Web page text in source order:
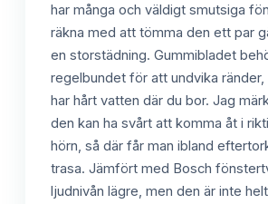
har många och väldigt smutsiga
räkna med att tömma den ett par
en storstädning. Gummibladet
regelbundet för att undvika
har hårt vatten där du bor. Jag
den kan ha svårt att komma åt i
hörn, så där får man ibland
trasa. Jämfört med Bosch
ljudnivån lägre, men den är inte